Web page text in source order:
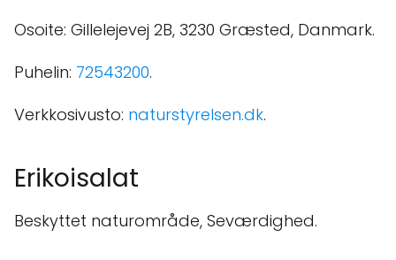
Osoite: Gillelejevej 2B, 3230 Græsted, Danmark.
Puhelin: 72543200.
Verkkosivusto: naturstyrelsen.dk.
Erikoisalat
Beskyttet naturområde, Seværdighed.